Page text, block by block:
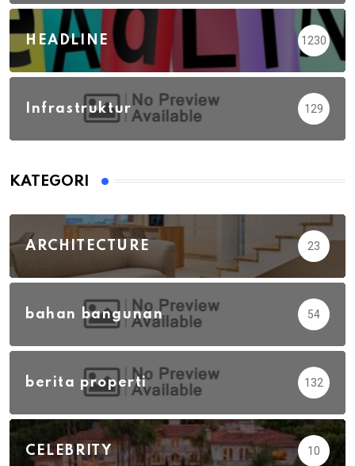
HEADLINE 1230
Infrastruktur 129
KATEGORI
ARCHITECTURE 23
bahan bangunan 54
berita properti 132
CELEBRITY 10